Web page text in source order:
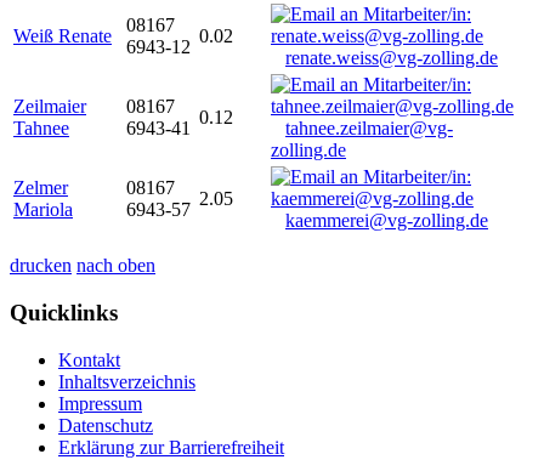
Weiß Renate
08167
6943-12
0.02
renate.weiss@vg-zolling.de
Zeilmaier
Tahnee
08167
6943-41
0.12
tahnee.zeilmaier@vg-
zolling.de
Zelmer
Mariola
08167
6943-57
2.05
kaemmerei@vg-zolling.de
drucken nach oben
Quicklinks
Kontakt
Inhaltsverzeichnis
Impressum
Datenschutz
Erklärung zur Barrierefreiheit